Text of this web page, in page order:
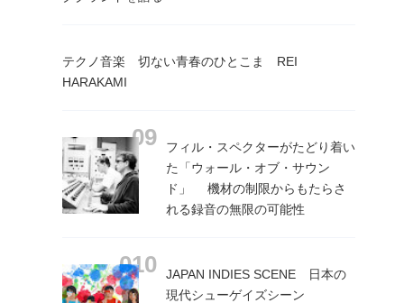
テクノ音楽 切ない青春のひとこま REI
HARAKAMI
フィル・スペクターがたどり着い
た「ウォール・オブ・サウン
ド」 機材の制限からもたらさ
れる録音の無限の可能性
JAPAN INDIES SCENE 日本の
現代シューゲイズシーン